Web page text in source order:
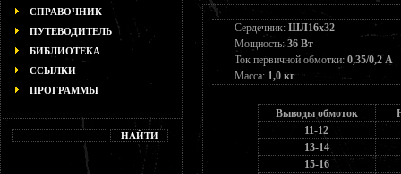
СПРАВОЧНИК
ПУТЕВОДИТЕЛЬ
БИБЛИОТЕКА
ССЫЛКИ
ПРОГРАММЫ
Сердечник: ШЛ16х32
Мощность:36 Вт
Ток первичной обмотки: 0,35/0,2 А
Масса: 1,0 кг
Выводы обмоток
11-12
13-14
15-16